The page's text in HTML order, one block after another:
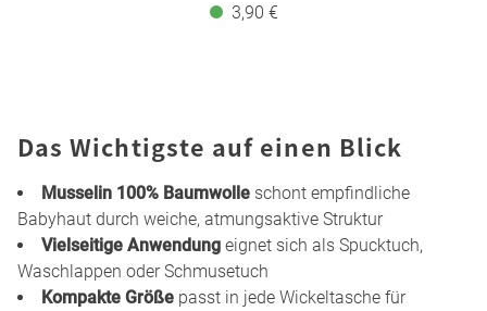
3,90 €
Das Wichtigste auf einen Blick
Musselin 100% Baumwolle schont empfindliche
Babyhaut durch weiche, atmungsaktive Struktur
Vielseitige Anwendung eignet sich als Spucktuch,
Waschlappen oder Schmusetuch
Kompakte Größe passt in jede Wickeltasche für